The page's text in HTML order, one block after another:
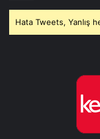
Hata Tweets, Yanlış